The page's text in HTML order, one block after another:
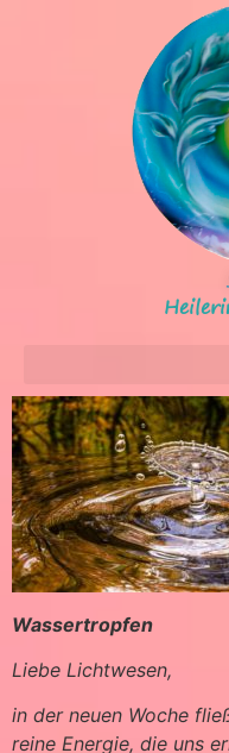
Wassertropfen
Liebe Lichtwesen,
in der neuen Woche
reine Energie, die uns